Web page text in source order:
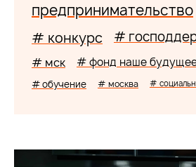
предпринимательство
# конкурс #
# мск # фонд наше
# обучение # москва #